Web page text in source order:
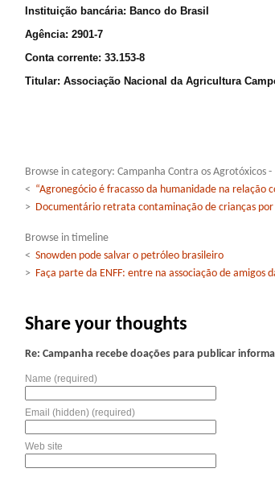
Instituição bancária: Banco do Brasil
Agência: 2901-7
Conta corrente: 33.153-8
Titular: Associação Nacional da Agricultura
Browse in category: Campanha Contra os Agrotóxicos -
< “Agronegócio é fracasso da humanidade na relação
> Documentário retrata contaminação de crianças
Browse in timeline
< Snowden pode salvar o petróleo brasileiro
> Faça parte da ENFF: entre na associação de amigos
Share your thoughts
Re: Campanha recebe doações para publicar
Name (required)
Email (hidden) (required)
Web site